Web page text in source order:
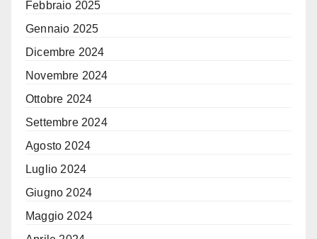
Febbraio 2025
Gennaio 2025
Dicembre 2024
Novembre 2024
Ottobre 2024
Settembre 2024
Agosto 2024
Luglio 2024
Giugno 2024
Maggio 2024